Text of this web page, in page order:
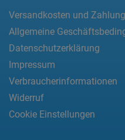
Versandkosten und
Allgemeine
Datenschutzerklärung
Impressum
Verbraucherinformationen
Widerruf
Cookie Einstellungen